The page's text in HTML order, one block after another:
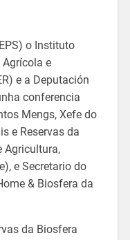
o Instituto
e
e a Deputación
conferencia
Mengs, Xefe do
e Reservas da
Agricultura,
e Secretario do
& Biosfera da
da Biosfera